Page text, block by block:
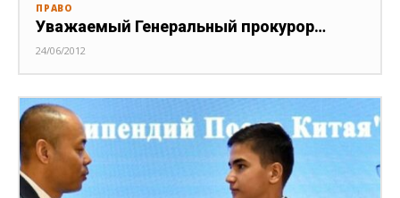
ПРАВО
Уважаемый Генеральный прокурор…
24/06/2012